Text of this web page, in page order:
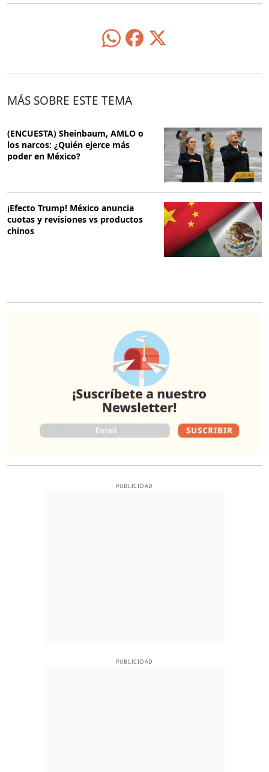
MÁS SOBRE ESTE TEMA
(ENCUESTA) Sheinbaum, AMLO o
los narcos: ¿Quién ejerce más
poder en México?
¡Efecto Trump! México anuncia
cuotas y revisiones vs productos
chinos
PUBLICIDAD
PUBLICIDAD